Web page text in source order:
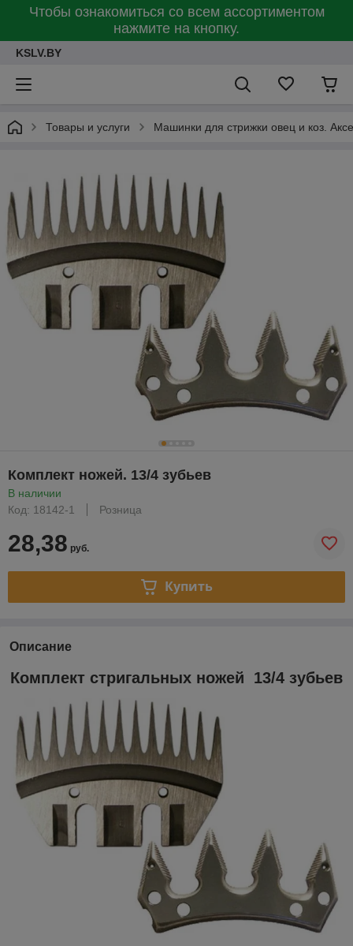
Чтобы ознакомиться со всем ассортиментом
нажмите на кнопку.
KSLV.BY
Товары и услуги Машинки для стрижки овец и коз.
Комплект ножей. 13/4 зубьев
В наличии
Код: 18142-1
Розница
28,38 руб.
Купить
Описание
Комплект стригальных ножей 13/4 зубьев